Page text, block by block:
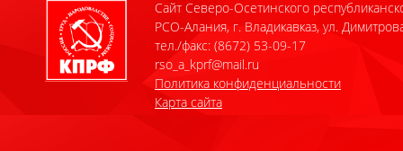
Сайт Северо-Осетинского
РСО-Алания, г. Владикавказ, ул.
тел./факс: (8672) 53-09-17
rso_a_kprf@mail.ru
Политика конфиденциальности
Карта сайта